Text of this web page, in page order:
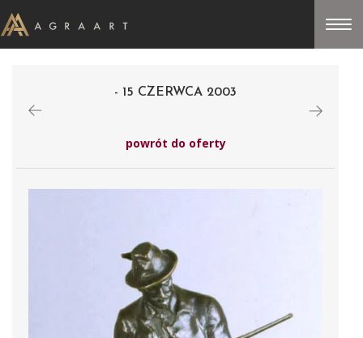
- 15 CZERWCA 2003
powrót do oferty